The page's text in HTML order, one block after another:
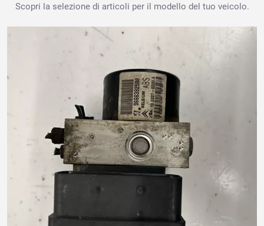
Scopri la selezione di articoli per il modello del tuo veicolo.